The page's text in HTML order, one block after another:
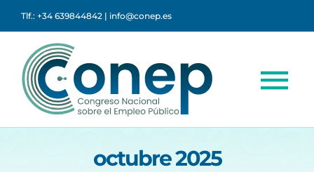
al
contenido
Tlf.: +34 639844842 | info@conep.es
octubre 2025